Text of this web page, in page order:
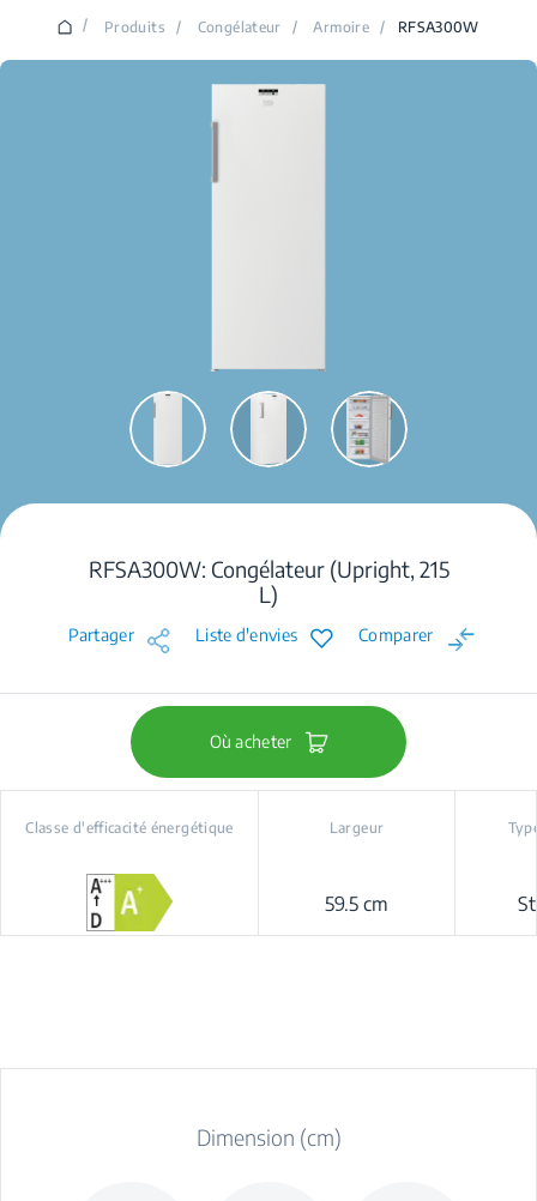
/ Produits / Congélateur / Armoire / RFSA300W
RFSA300W: Congélateur (Upright, 215
L)
Partager Liste d'envies Comparer
Où acheter
Classe d'efficacité énergétique Largeur
59.5 cm
Dimension (cm)